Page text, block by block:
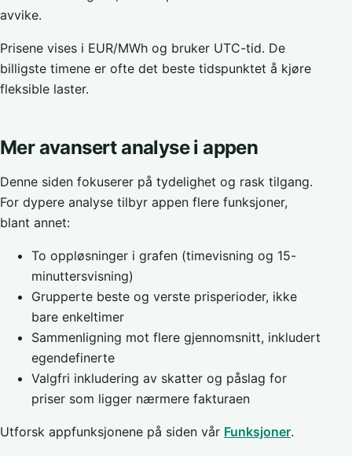
avvike.
Prisene vises i EUR/MWh og bruker UTC-tid. De
billigste timene er ofte det beste tidspunktet å kjøre
fleksible laster.
Mer avansert analyse i appen
Denne siden fokuserer på tydelighet og rask tilgang.
For dypere analyse tilbyr appen flere funksjoner,
blant annet:
To oppløsninger i grafen (timevisning og 15-
minuttersvisning)
Grupperte beste og verste prisperioder, ikke
bare enkeltimer
Sammenligning mot flere gjennomsnitt, inkludert
egendefinerte
Valgfri inkludering av skatter og påslag for
priser som ligger nærmere fakturaen
Utforsk appfunksjonene på siden vår Funksjoner.